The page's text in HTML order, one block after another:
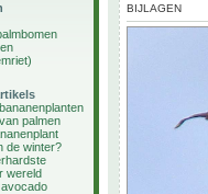
palmen
de winter?
wereld
BIJLAGEN